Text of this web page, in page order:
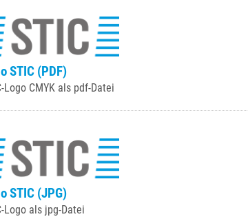
STIC (PDF)
Logo CMYK als pdf-Datei
STIC (JPG)
Logo als jpg-Datei